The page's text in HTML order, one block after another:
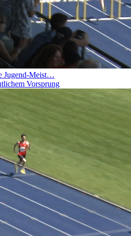
Jugend-Meist…
Vorsprung